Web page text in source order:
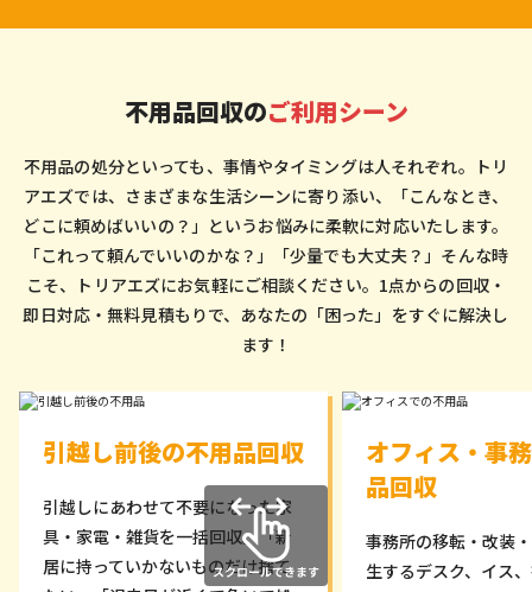
不用品回収のご利用シーン
不用品の処分といっても、事情やタイミングは人それぞれ。トリ
アエズでは、さまざまな生活シーンに寄り添い、「こんなとき、
どこに頼めばいいの？」というお悩みに柔軟に対応いたします。
「これって頼んでいいのかな？」「少量でも大丈夫？」そんな時
こそ、トリアエズにお気軽にご相談ください。1点からの回収・
即日対応・無料見積もりで、あなたの「困った」をすぐに解決し
ます！
引越し前後の不用品回収
引越しにあわせて不要になった家
具・家電・雑貨を一括回収。「新
居に持っていかないものだけ捨て
オフィス・事
品回収
事務所の移転・改装
生するデスク、イス